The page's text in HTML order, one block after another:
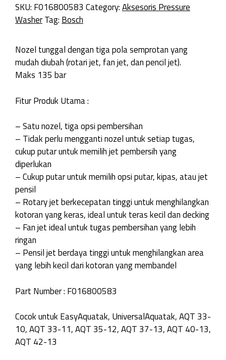
SKU: F016800583 Category:Aksesoris Pressure
WasherTag: Bosch
Nozel tunggal dengan tiga pola semprotan yang
mudah diubah (rotari jet, fan jet, dan pencil jet).
Maks 135 bar
Fitur Produk Utama :
– Satu nozel, tiga opsi pembersihan
– Tidak perlu mengganti nozel untuk setiap tugas,
cukup putar untuk memilih jet pembersih yang
diperlukan
– Cukup putar untuk memilih opsi putar, kipas, atau jet
pensil
– Rotary jet berkecepatan tinggi untuk menghilangkan
kotoran yang keras, ideal untuk teras kecil dan decking
– Fan jet ideal untuk tugas pembersihan yang lebih
ringan
– Pensil jet berdaya tinggi untuk menghilangkan area
yang lebih kecil dari kotoran yang membandel
Part Number : F016800583
Cocok untuk EasyAquatak, UniversalAquatak, AQT 33-
10, AQT 33-11, AQT 35-12, AQT 37-13, AQT 40-13,
AQT 42-13